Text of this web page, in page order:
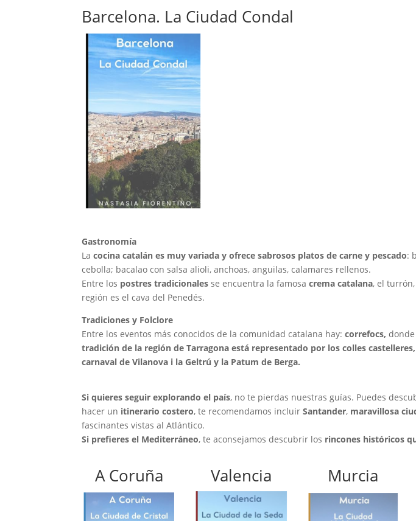
Barcelona. La Ciudad Condal
Gastronomía
Lacocina catalán es muy variada y ofrece sabrosos platos de carne y pescado:
cebolla; bacalao con salsa alioli, anchoas, anguilas, calamares rellenos.
Entre los postres tradicionales se encuentra la famosacrema catalana, el
región es el cava del Penedés.
Tradiciones y Folclore
Entre los eventos más conocidos de la comunidad catalana hay: correfocs,
tradición de la región de Tarragona está representado por los colles castelleres,
carnaval de Vilanova i la Geltrú y la Patum de Berga.
Si quieres seguir explorando el país, no te pierdas nuestras guías. Puedes
hacer un itinerario costero, te recomendamos incluirSantander, maravillosa
fascinantes vistas al Atlántico.
Si prefieres el Mediterráneo, te aconsejamos descubrir los rincones históricos
A Coruña Valencia Murcia